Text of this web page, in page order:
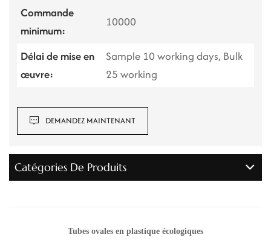
Commande
minimum:
10000
Délai de mise en
œuvre:
Sample 10 working days, Bulk
25 working
DEMANDEZ MAINTENANT
Catégories De Produits
Tubes ovales en plastique écologiques